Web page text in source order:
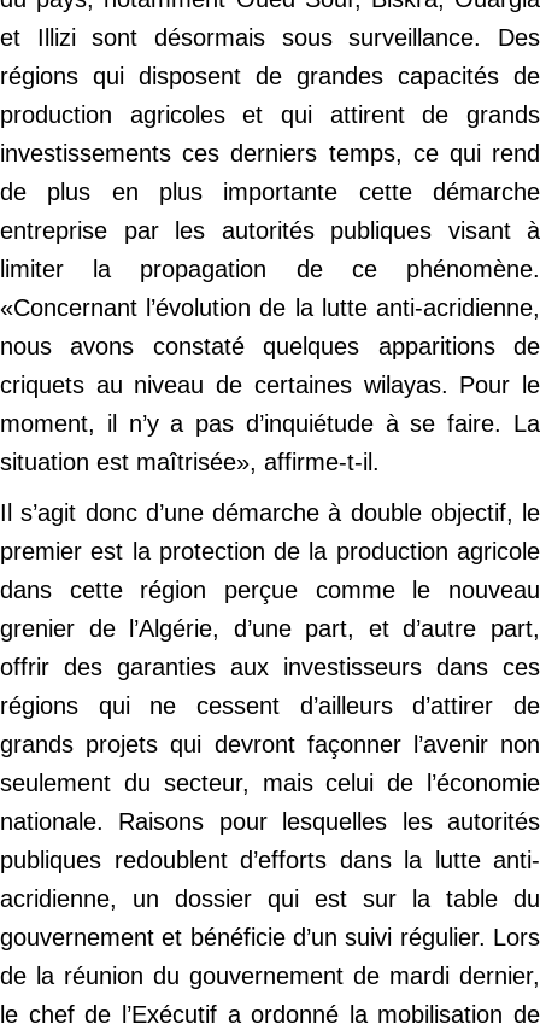
et Illizi sont désormais sous surveillance. Des
régions qui disposent de grandes capacités de
production agricoles et qui attirent de grands
investissements ces derniers temps, ce qui rend
de plus en plus importante cette démarche
entreprise par les autorités publiques visant à
limiter la propagation de ce phénomène.
«Concernant l’évolution de la lutte anti-acridienne,
nous avons constaté quelques apparitions de
criquets au niveau de certaines wilayas. Pour le
moment, il n’y a pas d’inquiétude à se faire. La
situation est maîtrisée», affirme-t-il.
Il s’agit donc d’une démarche à double objectif, le
premier est la protection de la production agricole
dans cette région perçue comme le nouveau
grenier de l’Algérie, d’une part, et d’autre part,
offrir des garanties aux investisseurs dans ces
régions qui ne cessent d’ailleurs d’attirer de
grands projets qui devront façonner l’avenir non
seulement du secteur, mais celui de l’économie
nationale. Raisons pour lesquelles les autorités
publiques redoublent d’efforts dans la lutte anti-
acridienne, un dossier qui est sur la table du
gouvernement et bénéficie d’un suivi régulier. Lors
de la réunion du gouvernement de mardi dernier,
le chef de l’Exécutif a ordonné la mobilisation de